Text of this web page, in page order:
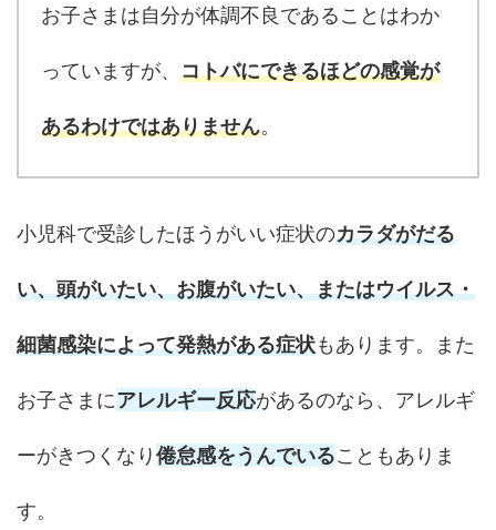
お子さまは自分が体調不良であることはわか
っていますが、 コトバにできるほどの感覚が
あるわけではありません。
小児科で受診したほうがいい症状のカラダがだる
い、頭がいたい、お腹がいたい、またはウイルス・
細菌感染によって発熱がある症状もあります。また
お子さまにアレルギー反応があるのなら、アレルギ
ーがきつくなり倦怠感をうんでいることもありま
す。